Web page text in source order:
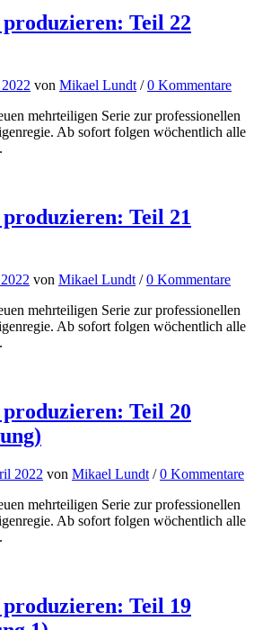
Teil 22
von Mikael Lundt /0 Kommentare
mehrteiligen Serie zur professionellen
Ab sofort folgen wöchentlich alle
Teil 21
von Mikael Lundt /0 Kommentare
mehrteiligen Serie zur professionellen
Ab sofort folgen wöchentlich alle
Teil 20
2022 von Mikael Lundt /0 Kommentare
mehrteiligen Serie zur professionellen
Ab sofort folgen wöchentlich alle
Teil 19